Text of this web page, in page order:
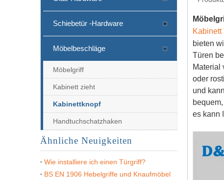
Schiebetür -Hardware
Möbelbeschläge
Möbelgriff
Kabinett zieht
Kabinettknopf
Handtuchschatzhaken
Ähnliche Neuigkeiten
Wie installiere ich einen Türgriff?
BS EN 1906 Hebelgriffe und Knaufmöbel
Kabinett
bieten
Türen
Material
oder
und
es kann